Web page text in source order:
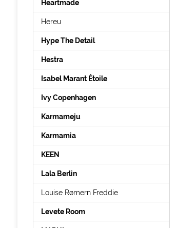
Heartmade
Hereu
Hype The Detail
Hestra
Isabel Marant Étoile
Ivy Copenhagen
Karmameju
Karmamia
KEEN
Lala Berlin
Louise Rømern Freddie
Levete Room